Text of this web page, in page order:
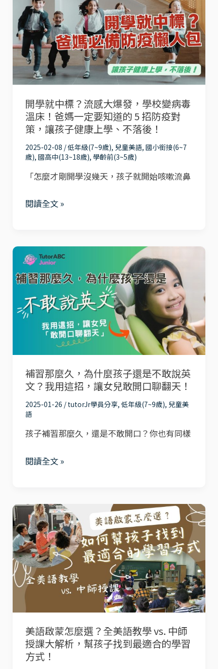
早
鳥
優
惠
💡
學
行
程
+學
心
全
開學就中標？流感大爆發，學校變病毒
溫床！爸媽一定要知道的 5 招防疫對
策，讓孩子健康上學、不落後！
2025-02-08 /低年級(7~9歲), 兒童美語, 國小銜接(6~7
歲), 國高中(13~18歲), 學齡前(3~5歲)
「怎麼才剛開學沒幾天，孩子就開始咳嗽流鼻
就
中
標？
流
感
大
爆
發，
學
校
變
病
溫
媽
一
定
要
知
招
防
疫
對
策，
孩
康
上
學、
不
落
後！
閱讀全文 »
補習那麼久，為什麼孩子還是不敢說英
文？我用這招，讓女兒敢開口聊翻天！
2025-01-26 /tutorJr學員分享, 低年級(7~9歲), 兒童美
語
孩子補習那麼久，還是不敢開口？你也有同樣
補
習
那
麼
久，
麼
孩
子
還
是
不
說
我
用
這
招，
讓
女
兒
敢
開
口
聊
閱讀全文 »
美語啟蒙怎麼選？全美語教學 vs. 中師
授課大解析，幫孩子找到最適合的學習
方式！
美
語
啟
蒙
怎
麼
選？
全
美
語
教